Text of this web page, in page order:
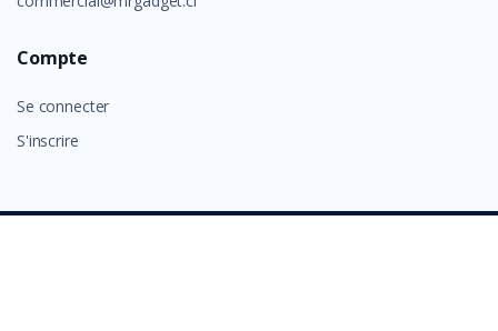
Compte
Se connecter
S'inscrire